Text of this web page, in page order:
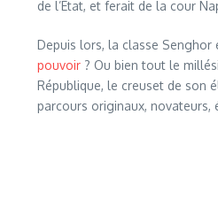
de l’Etat, et ferait de la cour
Depuis lors, la classe Senghor
pouvoir ? Ou bien tout le
République, le creuset de son
parcours originaux, novateurs,